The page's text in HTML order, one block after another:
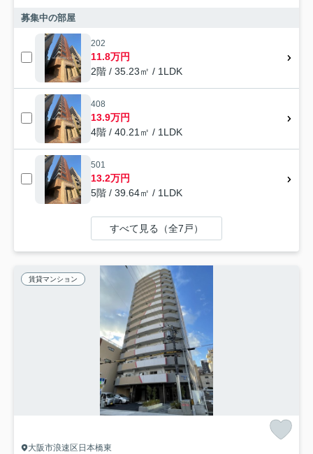
募集中の部屋
202
11.8万円
2階 / 35.23㎡ / 1LDK
408
13.9万円
4階 / 40.21㎡ / 1LDK
501
13.2万円
5階 / 39.64㎡ / 1LDK
すべて見る（全7戸）
賃貸マンション
大阪市浪速区日本橋東